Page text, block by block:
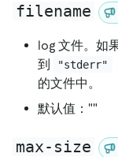
filename
log 文件。如
到
"stderr"
的文件中。
默认值：""
max-size